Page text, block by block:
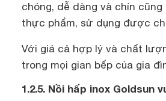
chóng, dễ dàng và chín
thực phẩm, sử dụng được
Với giá cả hợp lý và chất
trong mọi gian bếp của gia
1.2.5. Nồi hấp inox Goldsun